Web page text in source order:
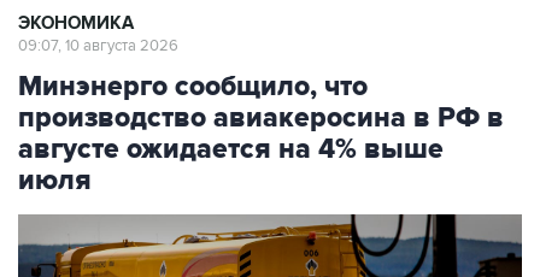
ЭКОНОМИКА
09:07, 10 августа 2026
Минэнерго сообщило, что
производство авиакеросина в РФ в
августе ожидается на 4% выше
июля